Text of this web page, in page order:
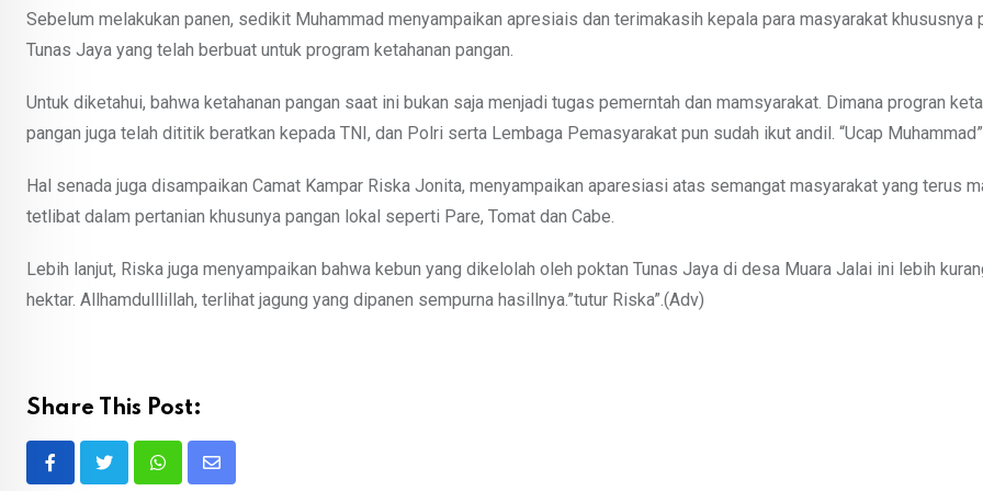
Sebelum melakukan panen, sedikit Muhammad menyampaikan apresiais dan terimakasih kepala para masyarakat khususnya
Tunas Jaya yang telah berbuat untuk program ketahanan pangan.
Untuk diketahui, bahwa ketahanan pangan saat ini bukan saja menjadi tugas pemerntah dan mamsyarakat. Dimana progran
pangan juga telah dititik beratkan kepada TNI, dan Polri serta Lembaga Pemasyarakat pun sudah ikut andil. “Ucap
Hal senada juga disampaikan Camat Kampar Riska Jonita, menyampaikan aparesiasi atas semangat masyarakat yang terus
tetlibat dalam pertanian khusunya pangan lokal seperti Pare, Tomat dan Cabe.
Lebih lanjut, Riska juga menyampaikan bahwa kebun yang dikelolah oleh poktan Tunas Jaya di desa Muara Jalai ini lebih
hektar. Allhamdulllillah, terlihat jagung yang dipanen sempurna hasillnya.”tutur Riska”.(Adv)
Share This Post:
WhatsappShare